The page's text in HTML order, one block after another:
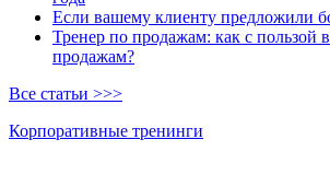
Если вашему клиенту предложили
Тренер по продажам: как с пользой
продажам?
Все статьи >>>
Корпоративные тренинги